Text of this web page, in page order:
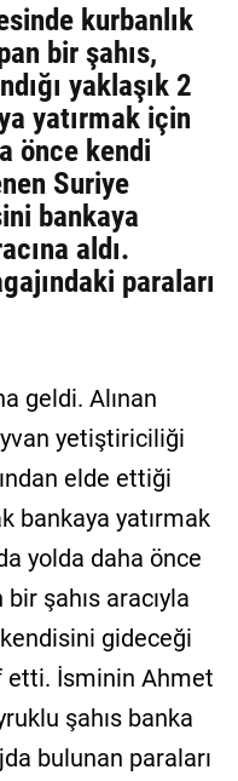
kurbanlık
bir şahıs,
yaklaşık 2
yatırmak için
önce kendi
Suriye
bankaya
aldı.
paraları
geldi. Alınan
yetiştiriciliği
elde ettiği
bankaya yatırmak
yolda daha önce
bir şahıs aracıyla
gideceği
etti. İsminin Ahmet
şahıs banka
bulunan paraları